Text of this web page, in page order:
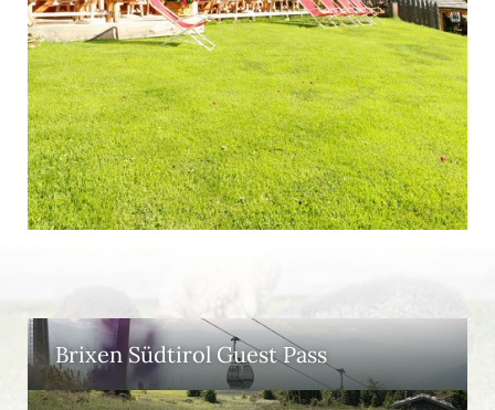
Brixen Südtirol Guest Pass